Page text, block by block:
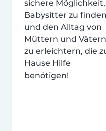
sichere Möglichkeit,
Babysitter zu finden
und den Alltag von
Müttern und Vätern
zu erleichtern, die
Hause Hilfe
benötigen!